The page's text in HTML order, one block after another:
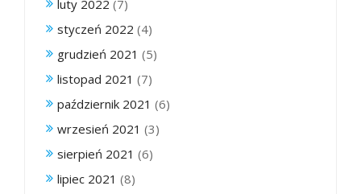
luty 2022 (7)
styczeń 2022 (4)
grudzień 2021 (5)
listopad 2021 (7)
październik 2021 (6)
wrzesień 2021 (3)
sierpień 2021 (6)
lipiec 2021 (8)